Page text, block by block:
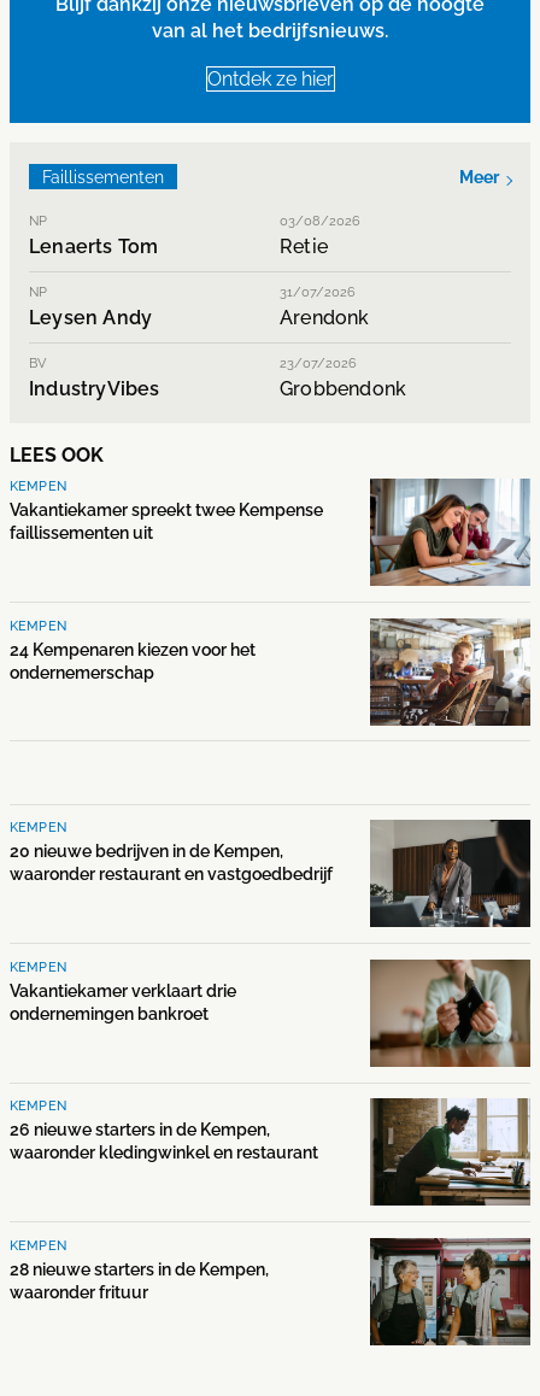
van al het bedrijfsnieuws.
Ontdek ze hier
Faillissementen Meer
NP 03/08/2026
Lenaerts Tom Retie
NP 31/07/2026
Leysen Andy Arendonk
BV 23/07/2026
IndustryVibes Grobbendonk
LEES OOK
KEMPEN
Vakantiekamer spreekt twee Kempense
faillissementen uit
KEMPEN
24 Kempenaren kiezen voor het
ondernemerschap
KEMPEN
20 nieuwe bedrijven in de Kempen,
waaronder restaurant en vastgoedbedrijf
KEMPEN
Vakantiekamer verklaart drie
ondernemingen bankroet
KEMPEN
26 nieuwe starters in de Kempen,
waaronder kledingwinkel en restaurant
KEMPEN
28 nieuwe starters in de Kempen,
waaronder frituur